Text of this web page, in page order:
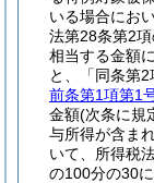
いる場合にお
法第28条第2
相当する金額
と、「同条第
前条第1項第1
金額(次条に規
与所得が含ま
いて、所得税
の100分の30